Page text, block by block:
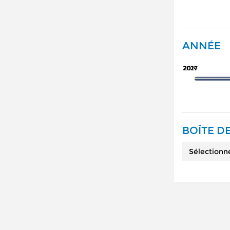
ANNÉE
2014
2027
BOÎTE